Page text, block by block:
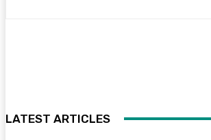
LATEST ARTICLES